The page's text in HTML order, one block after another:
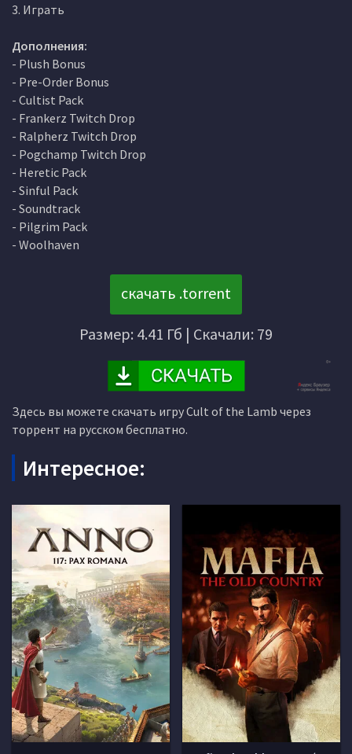
3. Играть
Дополнения:
- Plush Bonus
- Pre-Order Bonus
- Cultist Pack
- Frankerz Twitch Drop
- Ralpherz Twitch Drop
- Pogchamp Twitch Drop
- Heretic Pack
- Sinful Pack
- Soundtrack
- Pilgrim Pack
- Woolhaven
скачать .torrent
Размер: 4.41 Гб | Скачали: 79
Здесь вы можете скачать игру Cult of the Lamb через
торрент на русском бесплатно.
Интересное: